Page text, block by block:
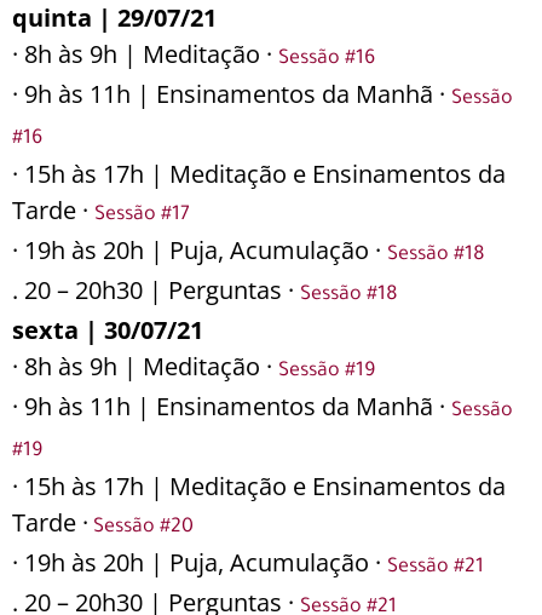
quinta | 29/07/21
· 8h às 9h | Meditação · Sessão #16
· 9h às 11h | Ensinamentos da Manhã · Sessão
#16
· 15h às 17h | Meditação e Ensinamentos da
Tarde · Sessão #17
· 19h às 20h | Puja, Acumulação · Sessão #18
. 20 – 20h30 | Perguntas · Sessão #18
sexta | 30/07/21
· 8h às 9h | Meditação · Sessão #19
· 9h às 11h | Ensinamentos da Manhã · Sessão
#19
· 15h às 17h | Meditação e Ensinamentos da
Tarde · Sessão #20
· 19h às 20h | Puja, Acumulação · Sessão #21
. 20 – 20h30 | Perguntas · Sessão #21